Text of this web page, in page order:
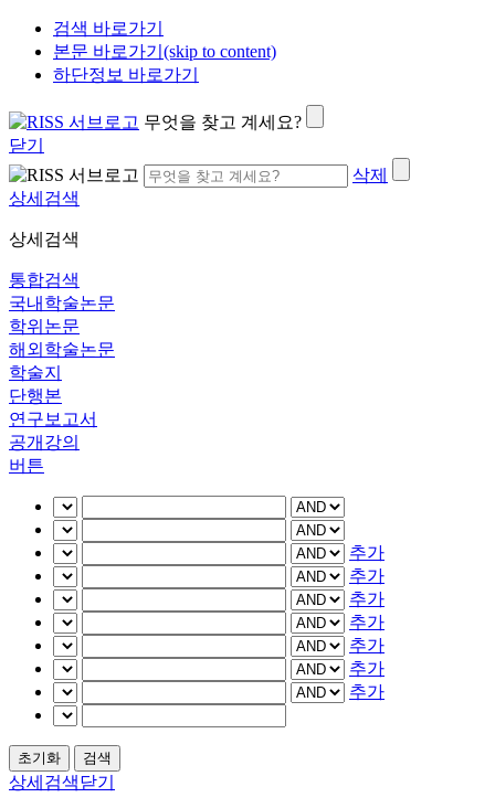
검색 바로가기
본문 바로가기(skip to content)
하단정보 바로가기
무엇을 찾고 계세요?
닫기
삭제
상세검색
상세검색
통합검색
국내학술논문
학위논문
해외학술논문
학술지
단행본
연구보고서
공개강의
버튼
추가
추가
추가
추가
추가
추가
추가
상세검색닫기